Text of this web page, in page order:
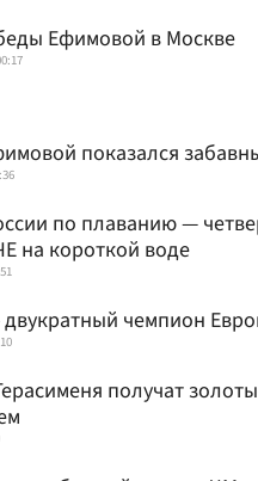
Ефимовой в Москве
показался
по плаванию —
на короткой воде
чемпион
получат